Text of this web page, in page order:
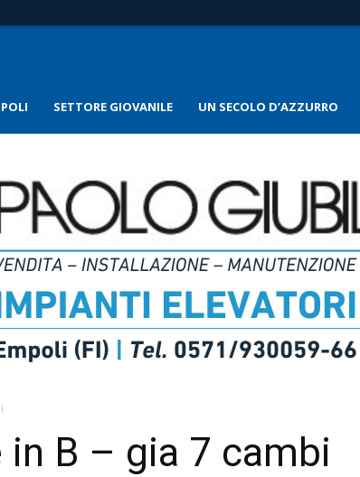
SETTORE GIOVANILE UN SECOLO D’AZZURRO
in B – gia 7 cambi